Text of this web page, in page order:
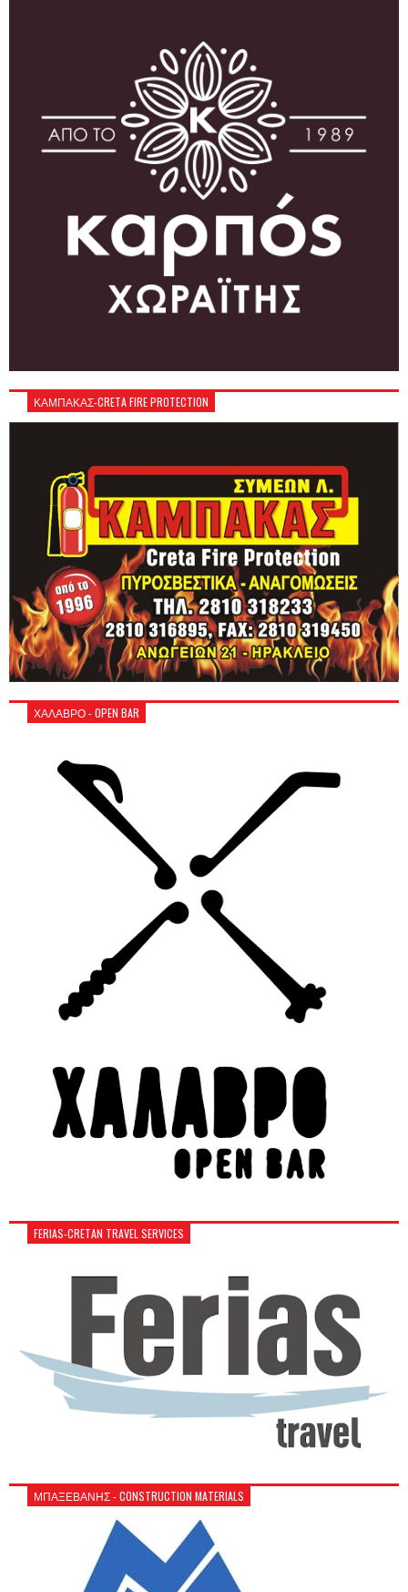
ΚΑΜΠΑΚΑΣ-CRETA FIRE PROTECTION
ΧΑΛΑΒΡΟ - OPEN BAR
FERIAS-CRETAN TRAVEL SERVICES
ΜΠΑΞΕΒΑΝΗΣ - CONSTRUCTION MATERIALS